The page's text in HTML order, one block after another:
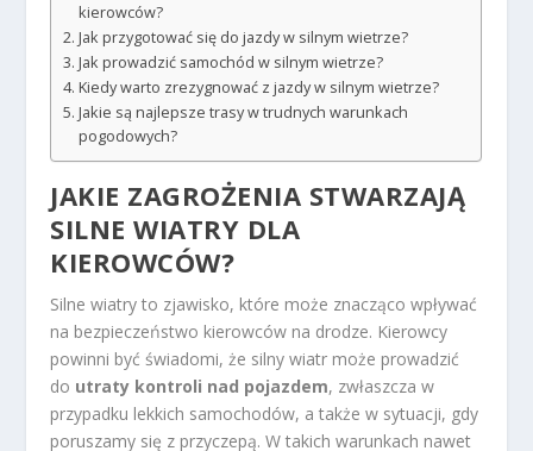
kierowców?
Jak przygotować się do jazdy w silnym wietrze?
Jak prowadzić samochód w silnym wietrze?
Kiedy warto zrezygnować z jazdy w silnym wietrze?
Jakie są najlepsze trasy w trudnych warunkach
pogodowych?
JAKIE ZAGROŻENIA STWARZAJĄ
SILNE WIATRY DLA
KIEROWCÓW?
Silne wiatry to zjawisko, które może znacząco wpływać
na bezpieczeństwo kierowców na drodze. Kierowcy
powinni być świadomi, że silny wiatr może prowadzić
do utraty kontroli nad pojazdem, zwłaszcza w
przypadku lekkich samochodów, a także w sytuacji, gdy
poruszamy się z przyczepą. W takich warunkach nawet